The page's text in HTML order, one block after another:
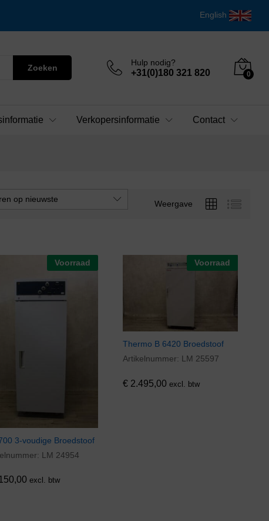
English
Zoeken
Hulp nodig?
+31(0)180 321 820 0
Verkopersinformatie Contact
Weergave
op nieuwste
Voorraad
3-voudige Broedstoof
LM 24954
excl. btw
Voorraad
Thermo B 6420 Broedstoof
Artikelnummer: LM 25597
€2.495,00 excl. btw
€2.495,00